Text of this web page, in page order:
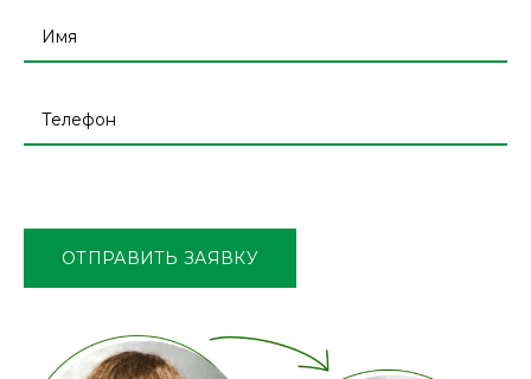
поле
пустым.
ОТПРАВИТЬ ЗАЯВКУ